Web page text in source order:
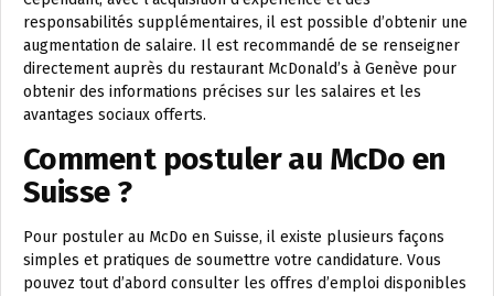
responsabilités supplémentaires, il est possible d’obtenir une
augmentation de salaire. Il est recommandé de se renseigner
directement auprès du restaurant McDonald’s à Genève pour
obtenir des informations précises sur les salaires et les
avantages sociaux offerts.
Comment postuler au McDo en
Suisse ?
Pour postuler au McDo en Suisse, il existe plusieurs façons
simples et pratiques de soumettre votre candidature. Vous
pouvez tout d’abord consulter les offres d’emploi disponibles